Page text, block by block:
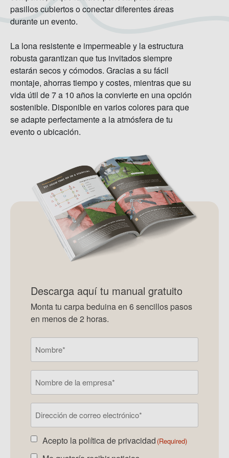
pasillos cubiertos o conectar diferentes áreas
durante un evento.
La lona resistente e impermeable y la estructura
robusta garantizan que tus invitados siempre
estarán secos y cómodos. Gracias a su fácil
montaje, ahorras tiempo y costes, mientras que su
vida útil de 7 a 10 años la convierte en una opción
sostenible. Disponible en varios colores para que
se adapte perfectamente a la atmósfera de tu
evento o ubicación.
Descarga aquí tu manual gratuito
Monta tu carpa beduina en 6 sencillos pasos
en menos de 2 horas.
de
empresa
electrónico(Required)
De
acuerdo
Acepto la política de privacidad (Required)